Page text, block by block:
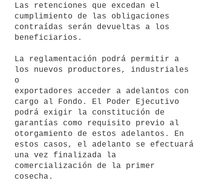
Las retenciones que excedan el
cumplimiento de las obligaciones
contraídas serán devueltas a los
beneficiarios.
La reglamentación podrá permitir a
los nuevos productores, industriales
o
exportadores acceder a adelantos con
cargo al Fondo. El Poder Ejecutivo
podrá exigir la constitución de
garantías como requisito previo al
otorgamiento de estos adelantos. En
estos casos, el adelanto se efectuará
una vez finalizada la
comercialización de la primer